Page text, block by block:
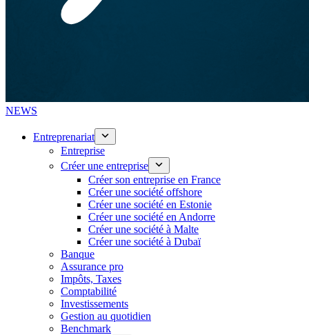
NEWS
Entreprenariat
Entreprise
Créer une entreprise
Créer son entreprise en France
Créer une société offshore
Créer une société en Estonie
Créer une société en Andorre
Créer une société à Malte
Créer une société à Dubaï
Banque
Assurance pro
Impôts, Taxes
Comptabilité
Investissements
Gestion au quotidien
Benchmark